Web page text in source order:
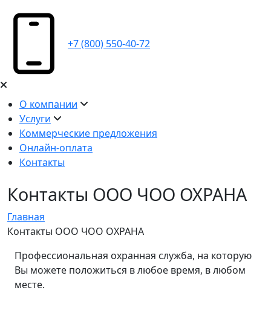
+7 (800) 550-40-72
О компании
Услуги
Коммерческие предложения
Онлайн-оплата
Контакты
Контакты ООО ЧОО ОХРАНА
Главная
Контакты ООО ЧОО ОХРАНА
Профессиональная охранная служба, на которую
Вы можете положиться в любое время, в любом
месте.